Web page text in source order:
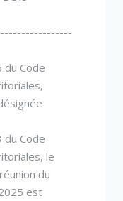
du Code
du Code
le
du
est